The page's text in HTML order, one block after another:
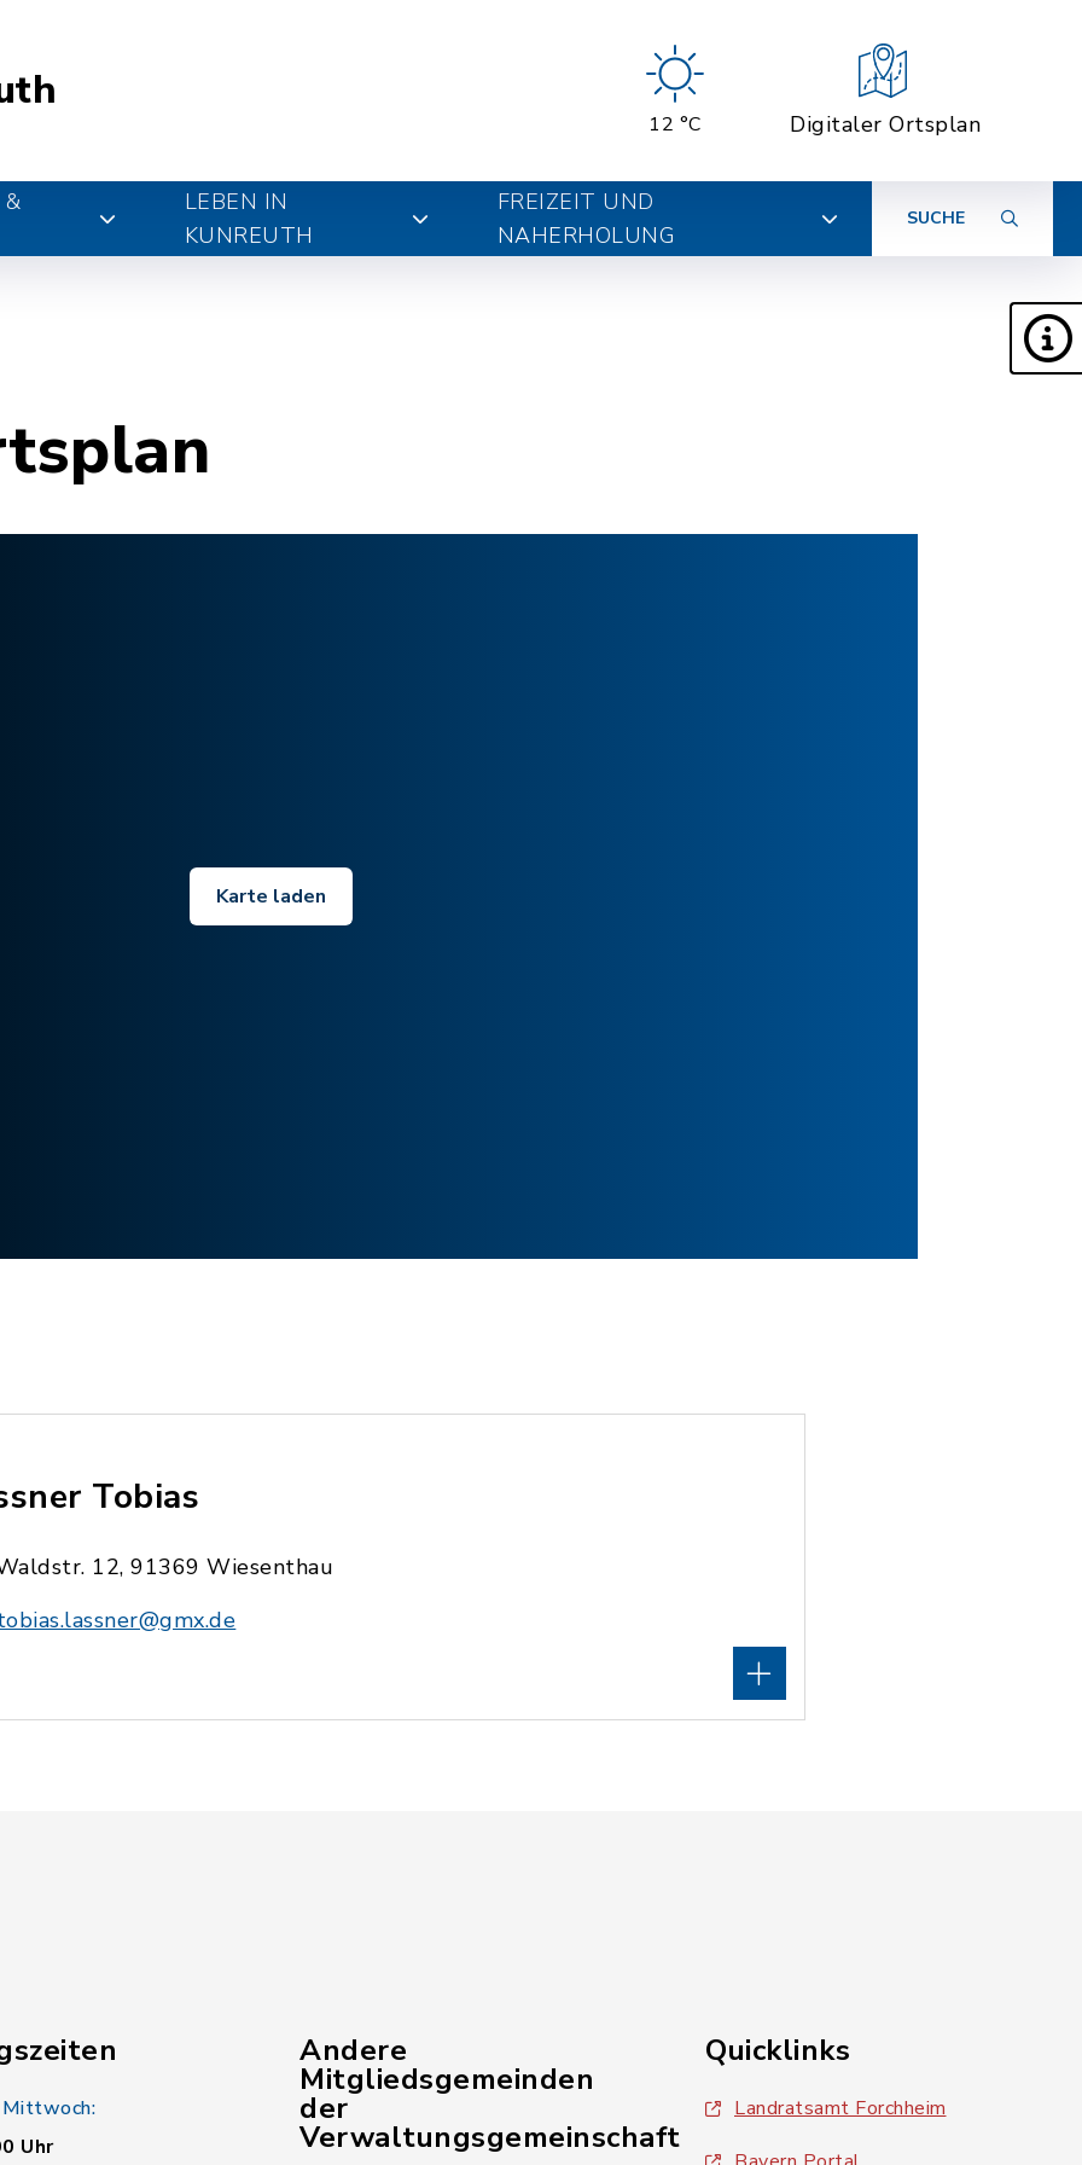
12 °C Digitaler Ortsplan
&
LEBEN IN
KUNREUTH
FREIZEIT UND
NAHERHOLUNG
SUCHE
Karte laden
Tobias
12, 91369 Wiesenthau
Uhr
Andere
Mitgliedsgemeinden
der
Verwaltungsgemeinschaft
Quicklinks
Landratsamt Forchheim